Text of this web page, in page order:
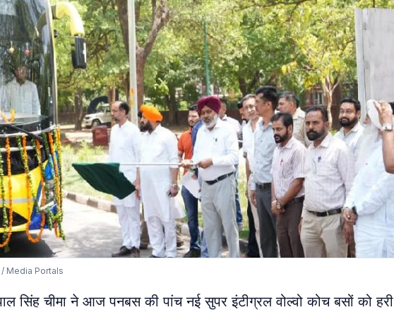
Media Portals
सिंह चीमा ने आज पनबस की पांच नई सुपर इंटीग्रल वोल्वो कोच बसों को हरी